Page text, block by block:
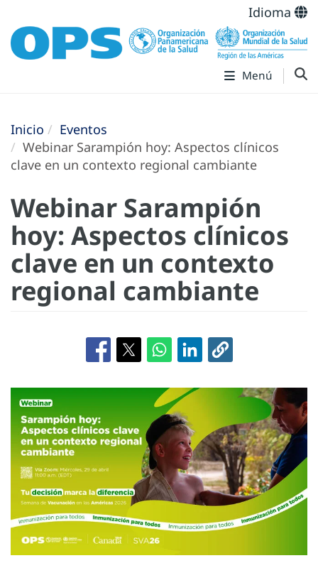
Idioma
Menú
Inicio
Eventos
Webinar Sarampión hoy: Aspectos clínicos
clave en un contexto regional cambiante
Webinar Sarampión
hoy: Aspectos clínicos
clave en un contexto
regional cambiante